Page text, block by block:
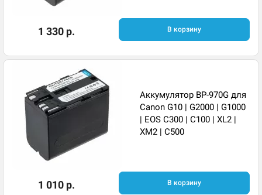
1 330 р. В корзину
Аккумулятор BP-970G для
Canon G10 | G2000 | G1000
| EOS C300 | C100 | XL2 |
XM2 | C500
1 010 р. В корзину